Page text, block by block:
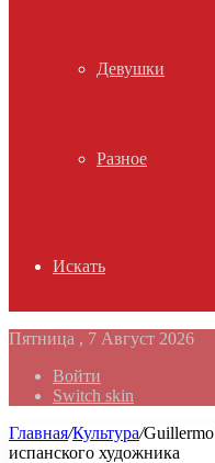
Девушки
Разное
Искать
Пятница , 7 Август 2026
Войти
Switch skin
Главная/Культура/
испанского художника